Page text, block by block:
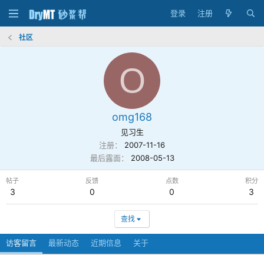
登录 注册
社区
O
omg168
见习生
注册
2007-11-16
最后露面
2008-05-13
帖子
3
反馈
0
点数
0
积分
3
查找
访客留言 最新动态 近期信息 关于